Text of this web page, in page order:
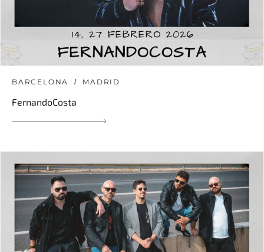
BARCELONA MADRID
FernandoCosta